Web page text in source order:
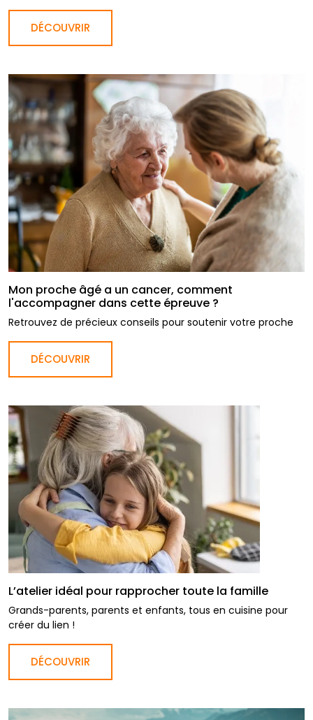
DÉCOUVRIR
Mon proche âgé a un cancer, comment
l'accompagner dans cette épreuve ?
Retrouvez de précieux conseils pour soutenir votre proche
DÉCOUVRIR
L’atelier idéal pour rapprocher toute la famille
Grands-parents, parents et enfants, tous en cuisine pour
créer du lien !
DÉCOUVRIR